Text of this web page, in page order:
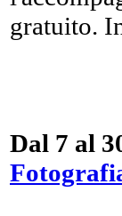
gratuito.
Dal 7 al